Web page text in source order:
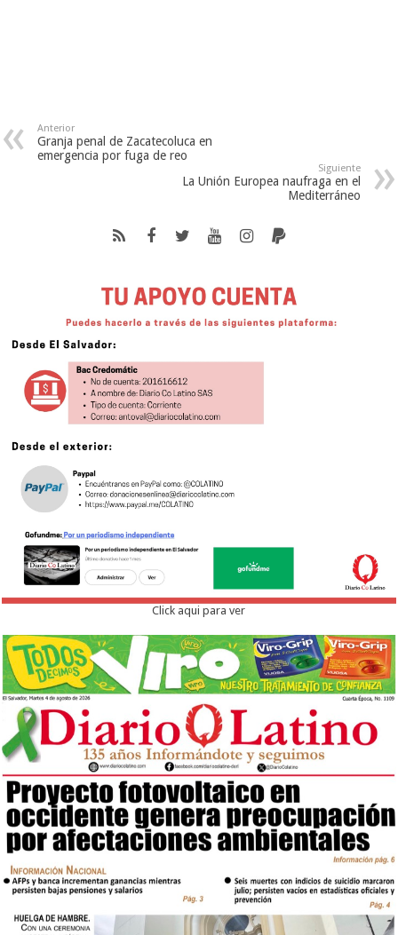
Anterior
Granja penal de Zacatecoluca en
emergencia por fuga de reo
Siguiente
La Unión Europea naufraga en el
Mediterráneo
Click aqui para ver